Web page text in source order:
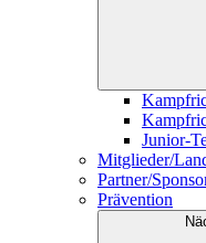
Junior-
Mitglieder/
Partner/
Prävention